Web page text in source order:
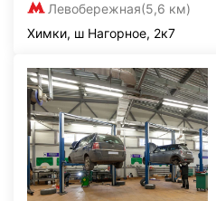
Левобережная(5,6 км)
Химки, ш Нагорное, 2к7